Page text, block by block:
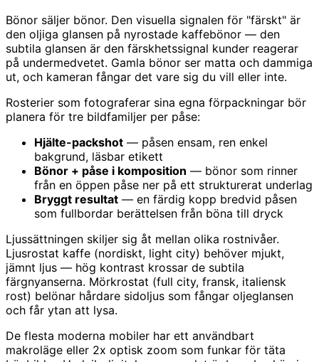
Bönor säljer bönor. Den visuella signalen för "färskt" är
den oljiga glansen på nyrostade kaffebönor — den
subtila glansen är den färskhetssignal kunder reagerar
på undermedvetet. Gamla bönor ser matta och dammiga
ut, och kameran fångar det vare sig du vill eller inte.
Rosterier som fotograferar sina egna förpackningar bör
planera för tre bildfamiljer per påse:
Hjälte-packshot — påsen ensam, ren enkel
bakgrund, läsbar etikett
Bönor + påse i komposition — bönor som rinner
från en öppen påse ner på ett strukturerat underlag
Bryggt resultat — en färdig kopp bredvid påsen
som fullbordar berättelsen från böna till dryck
Ljussättningen skiljer sig åt mellan olika rostnivåer.
Ljusrostat kaffe (nordiskt, light city) behöver mjukt,
jämnt ljus — hög kontrast krossar de subtila
färgnyanserna. Mörkrostat (full city, fransk, italiensk
rost) belönar hårdare sidoljus som fångar oljeglansen
och får ytan att lysa.
De flesta moderna mobiler har ett användbart
makroläge eller 2x optisk zoom som funkar för täta